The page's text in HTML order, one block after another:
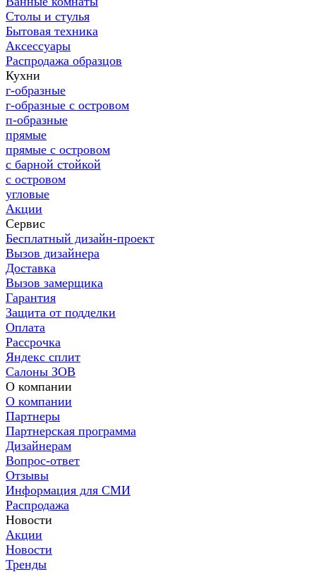
Столы и стулья
Бытовая техника
Аксессуары
Распродажа образцов
Кухни
г-образные
г-образные с островом
п-образные
прямые
прямые с островом
с барной стойкой
с островом
угловые
Акции
Сервис
Бесплатный дизайн-проект
Вызов дизайнера
Доставка
Вызов замерщика
Гарантия
Защита от подделки
Оплата
Рассрочка
Яндекс сплит
Салоны ЗОВ
О компании
О компании
Партнеры
Партнерская программа
Дизайнерам
Вопрос-ответ
Отзывы
Информация для СМИ
Распродажа
Новости
Акции
Новости
Тренды